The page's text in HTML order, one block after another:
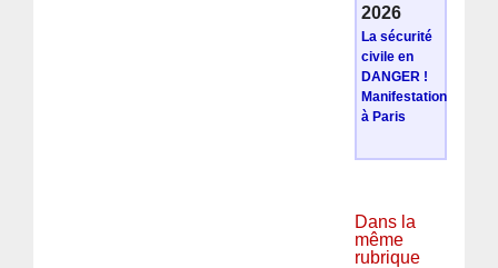
2026
La sécurité
civile en
DANGER !
Manifestation
à Paris
Dans la
même
rubrique